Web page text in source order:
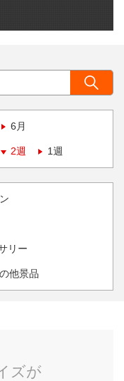
6月
2週 1週
リー
他景品